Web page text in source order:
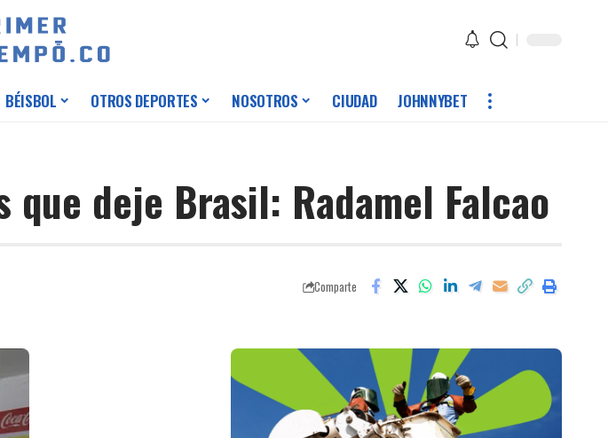
BÉISBOL OTROS DEPORTES NOSOTROS CIUDAD JOHNNYBET
que deje Brasil: Radamel Falcao
Comparte